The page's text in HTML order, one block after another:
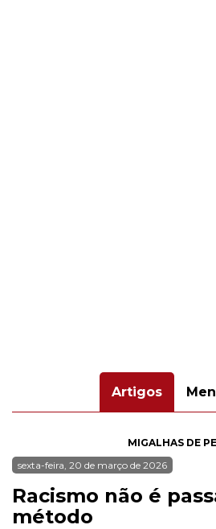
Artigos
MIGALHAS DE
sexta-feira, 20 de março de 2026
Racismo não é
método